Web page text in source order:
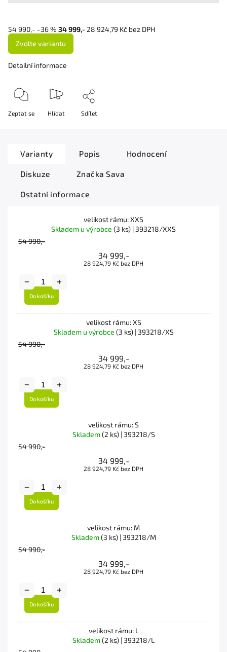
54 990,- –36 % 34 999,- 28 924,79 Kč bez DPH
Zvolte variantu
Detailní informace
Zeptat se Hlídat Sdílet
Varianty Popis Hodnocení
Diskuze Značka Sava
Ostatní informace
velikost rámu: XXS
Skladem u výrobce (3 ks) | 393218/XXS
54 990,-
34 999,-
28 924,79 Kč bez DPH
Do košíku
velikost rámu: XS
Skladem u výrobce (3 ks)| 393218/XS
54 990,-
34 999,-
28 924,79 Kč bez DPH
Do košíku
velikost rámu: S
Skladem(2 ks)| 393218/S
54 990,-
34 999,-
28 924,79 Kč bez DPH
Do košíku
velikost rámu: M
Skladem(3 ks)| 393218/M
54 990,-
34 999,-
28 924,79 Kč bez DPH
Do košíku
velikost rámu: L
Skladem(2 ks) | 393218/L